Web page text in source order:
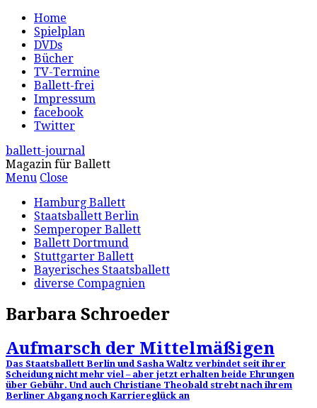
Home
Spielplan
DVDs
Bücher
TV-Termine
Ballett-frei
Impressum
facebook
Twitter
ballett-journal
Magazin für Ballett
Menu Close
Hamburg Ballett
Staatsballett Berlin
Semperoper Ballett
Ballett Dortmund
Stuttgarter Ballett
Bayerisches Staatsballett
diverse Compagnien
Barbara Schroeder
Aufmarsch der Mittelmäßigen
Das Staatsballett Berlin und Sasha Waltz verbindet seit ihrer
Scheidung nicht mehr viel – aber jetzt erhalten beide Ehrungen
über Gebühr. Und auch Christiane Theobald strebt nach ihrem
Berliner Abgang noch Karriereglück an